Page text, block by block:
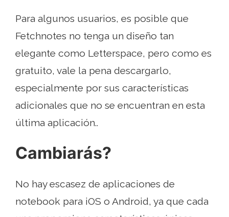
Para algunos usuarios, es posible que
Fetchnotes no tenga un diseño tan
elegante como Letterspace, pero como es
gratuito, vale la pena descargarlo,
especialmente por sus características
adicionales que no se encuentran en esta
última aplicación..
Cambiarás?
No hay escasez de aplicaciones de
notebook para iOS o Android, ya que cada